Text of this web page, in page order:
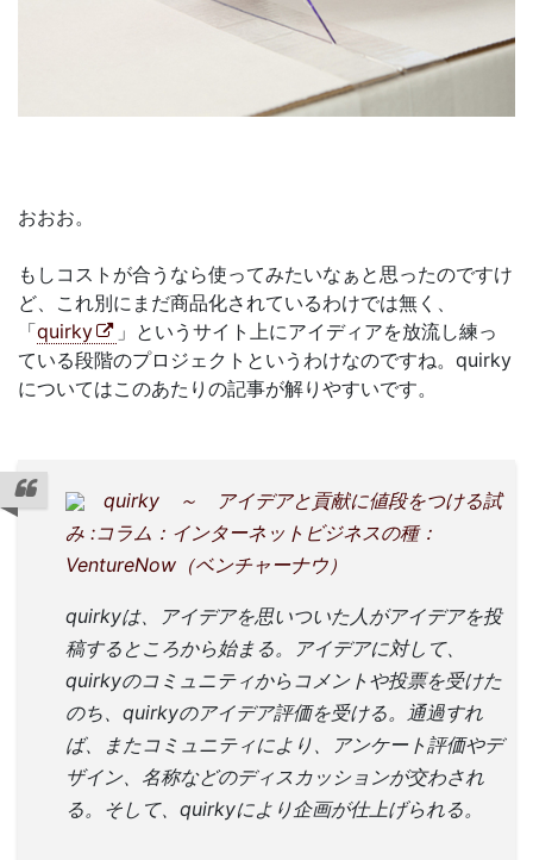
おおお。
もしコストが合うなら使ってみたいなぁと思ったのですけ
ど、これ別にまだ商品化されているわけでは無く、
「quirky
」というサイト上にアイディアを放流し練っ
ている段階のプロジェクトというわけなのですね。quirky
についてはこのあたりの記事が解りやすいです。
quirky ～ アイデアと貢献に値段をつける試
み :コラム：インターネットビジネスの種：
VentureNow（ベンチャーナウ）
quirkyは、アイデアを思いついた人がアイデアを投
稿するところから始まる。アイデアに対して、
quirkyのコミュニティからコメントや投票を受けた
のち、quirkyのアイデア評価を受ける。通過すれ
ば、またコミュニティにより、アンケート評価やデ
ザイン、名称などのディスカッションが交わされ
る。そして、quirkyにより企画が仕上げられる。